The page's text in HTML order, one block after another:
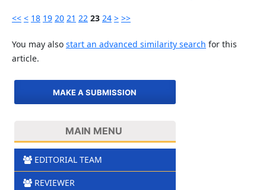
<< < 18 19 20 21 22 23 24 > >>
You may also start an advanced similarity search for this
article.
MAKE A SUBMISSION
MAIN MENU
EDITORIAL TEAM
REVIEWER